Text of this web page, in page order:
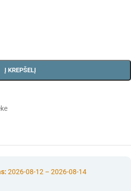
Į KREPŠELĮ
2026-08-12 – 2026-08-14